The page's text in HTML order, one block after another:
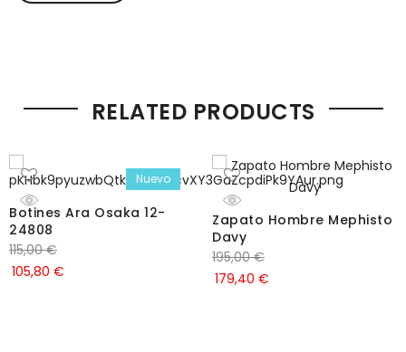
RELATED PRODUCTS
Nuevo
Botines Ara Osaka 12-
24808
115,00€
105,80 €
Zapato Hombre Mephisto
Davy
195,00€
179,40 €